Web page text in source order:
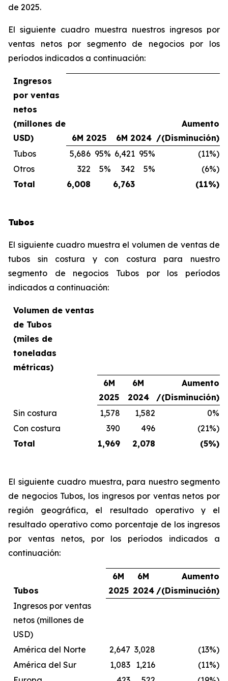
de 2025.
El siguiente cuadro muestra nuestros ingresos por
ventas netos por segmento de negocios por los
períodos indicados a continuación:
Ingresos
por ventas
netos
(millones de
USD)
6M 2025 6M 2024
Aumento
/(Disminución)
Tubos
5,686 95% 6,421 95%
(11%)
Otros
322 5% 342 5%
(6%)
Total
6,008 6,763 (11%)
Tubos
El siguiente cuadro muestra el volumen de ventas de
tubos sin costura y con costura para nuestro
segmento de negocios Tubos por los períodos
indicados a continuación:
Volumen de ventas
de Tubos
(miles de
toneladas
métricas)
6M
2025
6M
2024
Aumento
/(Disminución)
Sin costura
1,578 1,582
0%
Con costura
390 496
(21%)
Total
1,969 2,078 (5%)
El siguiente cuadro muestra, para nuestro segmento
de negocios Tubos, los ingresos por ventas netos por
región geográfica, el resultado operativo y el
resultado operativo como porcentaje de los ingresos
por ventas netos, por los períodos indicados a
continuación:
Tubos
6M
2025
6M
2024
Aumento
/(Disminución)
Ingresos por ventas
netos (millones de
USD)
América del Norte
2,647 3,028
(13%)
América del Sur
1,083 1,216
(11%)